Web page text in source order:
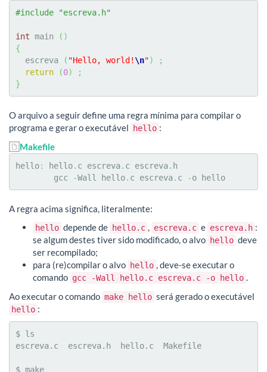
#include "escreva.h"
int main ( )
{
  escreva
( "Hello, world! \n")
;
return
(0)
;
}
O arquivo a seguir define uma regra mínima para compilar o
programa e gerar o executável
hello :
Makefile
hello: hello. c escreva. c escreva. h
	gcc
-Wall hello. c escreva. c -o hello
A regra acima significa, literalmente:
hello depende de hello.c , escreva.c e escreva.h :
se algum destes tiver sido modificado, o alvo hello deve
ser recompilado;
para (re)compilar o alvo hello , deve-se executar o
comando gcc -Wall hello.c escreva.c -o hello .
Ao executar o comando make hello será gerado o executável
hello :
$ ls
escreva.c  escreva.h  hello.c  Makefile
$ make